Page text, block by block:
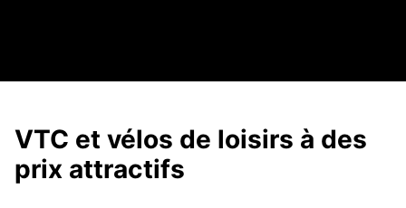
VTC et vélos de loisirs à des
prix attractifs